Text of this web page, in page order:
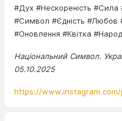
#Дух #Нескореність #Сила
#Символ #Єдність #Любов
#Оновлення #Квітка
Національний Символ.
05.10.2025
https://